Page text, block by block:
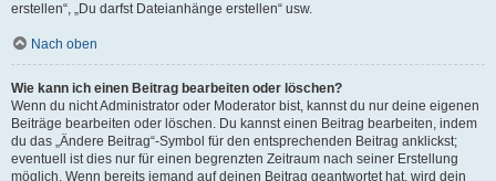
erstellen“, „Du darfst Dateianhänge erstellen“ usw.
Nach oben
Wie kann ich einen Beitrag bearbeiten oder löschen?
Wenn du nicht Administrator oder Moderator bist, kannst du nur deine eigenen
Beiträge bearbeiten oder löschen. Du kannst einen Beitrag bearbeiten, indem
du das „Ändere Beitrag“-Symbol für den entsprechenden Beitrag anklickst;
eventuell ist dies nur für einen begrenzten Zeitraum nach seiner Erstellung
möglich. Wenn bereits jemand auf deinen Beitrag geantwortet hat, wird dein